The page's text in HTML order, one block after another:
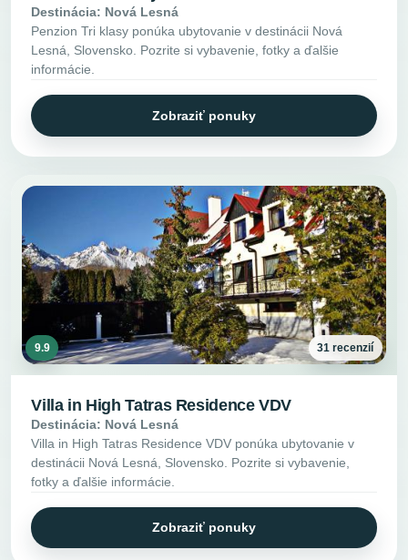
Destinácia: Nová Lesná
Penzion Tri klasy ponúka ubytovanie v destinácii Nová
Lesná, Slovensko. Pozrite si vybavenie, fotky a ďalšie
informácie.
Zobraziť ponuky
9.9 31 recenzií
Villa in High Tatras Residence VDV
Destinácia: Nová Lesná
Villa in High Tatras Residence VDV ponúka ubytovanie v
destinácii Nová Lesná, Slovensko. Pozrite si vybavenie,
fotky a ďalšie informácie.
Zobraziť ponuky